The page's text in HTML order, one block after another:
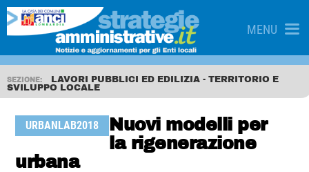
MENU
SEZIONE:
LAVORI PUBBLICI ED EDILIZIA - TERRITORIO E
SVILUPPO LOCALE
URBANLAB2018
Nuovi modelli per
la rigenerazione
urbana